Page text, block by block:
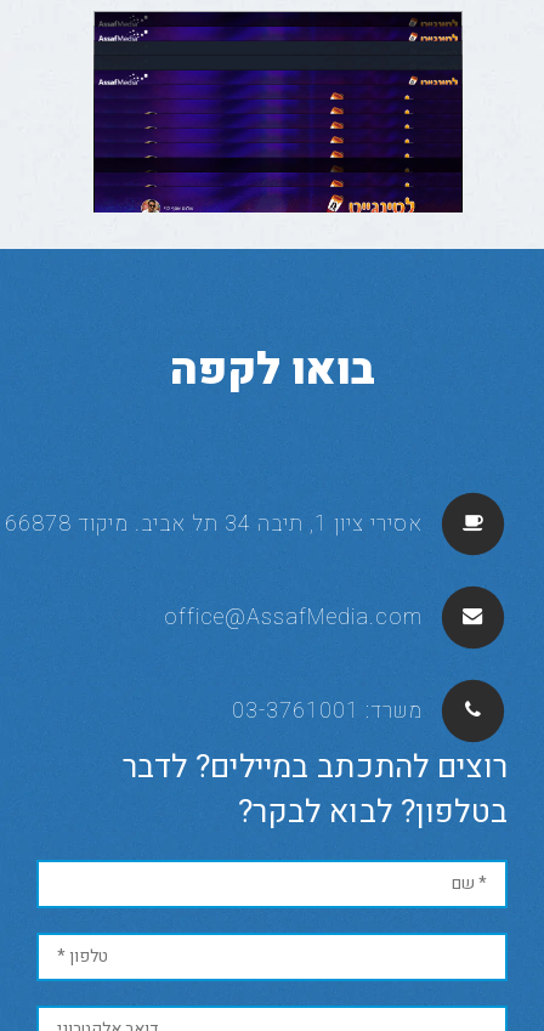
בואו לקפה
אסירי ציון 1, תיבה 34 תל אביב. מיקוד 66878
office@AssafMedia.com
משרד: 03-3761001
רוצים להתכתב במיילים? לדבר
בטלפון? לבוא לבקר?